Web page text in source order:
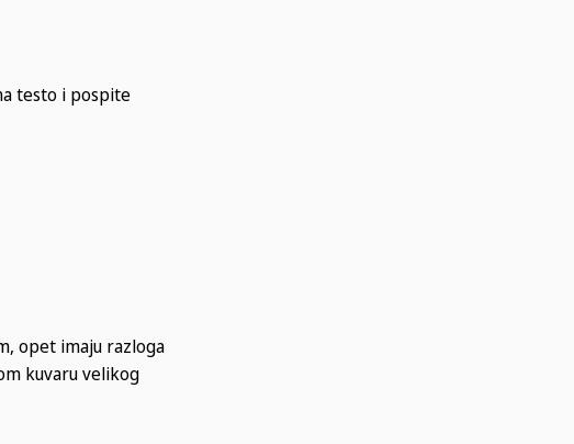
testo i pospite
opet imaju razloga
kuvaru velikog